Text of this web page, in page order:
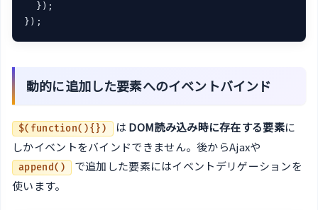
  });
});
動的に追加した要素へのイベントバインド
$(function(){}) は DOM読み込み時に存在する要素に
しかイベントをバインドできません。後からAjaxや
append()
で追加した要素にはイベントデリゲーションを
使います。